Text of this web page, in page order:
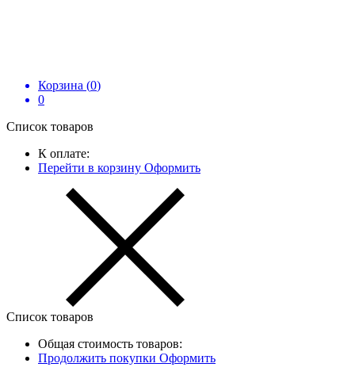
Корзина (0)
0
Список товаров
К оплате:
Перейти в корзину Оформить
Список товаров
Общая стоимость товаров:
Продолжить покупки Оформить